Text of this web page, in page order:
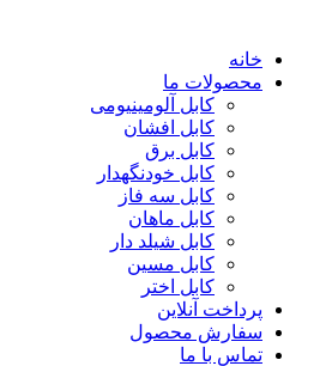
خانه
محصولات ما
کابل آلومینیومی
کابل افشان
کابل برق
کابل خودنگهدار
کابل سه فاز
کابل ماهان
کابل شیلد دار
کابل مسین
کابل اختر
پرداخت آنلاین
سفارش محصول
تماس با ما